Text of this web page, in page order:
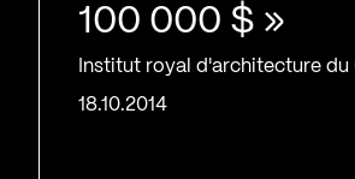
100 000 $ »
Institut royal d'architecture du
18.10.2014